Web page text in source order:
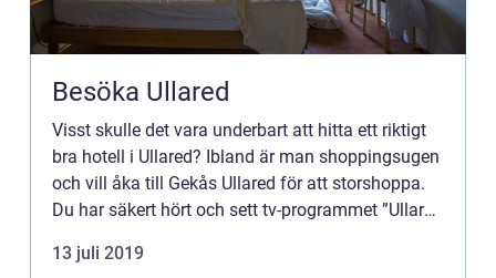
Besöka Ullared
Visst skulle det vara underbart att hitta ett riktigt
bra hotell i Ullared? Ibland är man shoppingsugen
och vill åka till Gekås Ullared för att storshoppa.
Du har säkert hört och sett tv-programmet ”Ullared
13 juli 2019